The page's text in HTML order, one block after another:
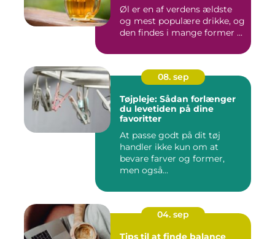
Øl er en af verdens ældste
og mest populære drikke, og
den findes i mange former ...
08. sep
Tøjpleje: Sådan forlænger
du levetiden på dine
favoritter
At passe godt på dit tøj
handler ikke kun om at
bevare farver og former,
men også...
04. sep
Tips til at finde balance